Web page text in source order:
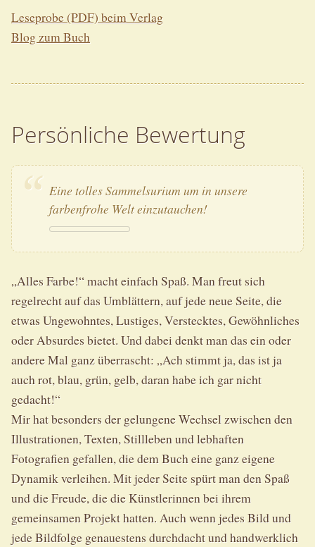
Leseprobe (PDF) beim Verlag
Blog zum Buch
Persönliche Bewertung
Eine tolles Sammelsurium um in unsere
farbenfrohe Welt einzutauchen!
„Alles Farbe!“ macht einfach Spaß. Man freut sich
regelrecht auf das Umblättern, auf jede neue Seite, die
etwas Ungewohntes, Lustiges, Verstecktes, Gewöhnliches
oder Absurdes bietet. Und dabei denkt man das ein oder
andere Mal ganz überrascht: „Ach stimmt ja, das ist ja
auch rot, blau, grün, gelb, daran habe ich gar nicht
gedacht!“
Mir hat besonders der gelungene Wechsel zwischen den
Illustrationen, Texten, Stillleben und lebhaften
Fotografien gefallen, die dem Buch eine ganz eigene
Dynamik verleihen. Mit jeder Seite spürt man den Spaß
und die Freude, die die Künstlerinnen bei ihrem
gemeinsamen Projekt hatten. Auch wenn jedes Bild und
jede Bildfolge genauestens durchdacht und handwerklich